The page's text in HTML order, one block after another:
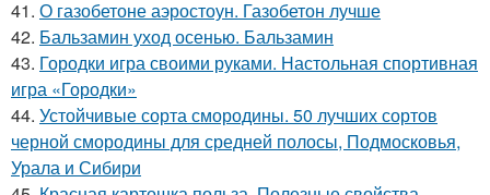
41. О газобетоне аэростоун. Газобетон лучше
42. Бальзамин уход осенью. Бальзамин
43. Городки игра своими руками. Настольная спортивная
игра «Городки»
44. Устойчивые сорта смородины. 50 лучших сортов
черной смородины для средней полосы, Подмосковья,
Урала и Сибири